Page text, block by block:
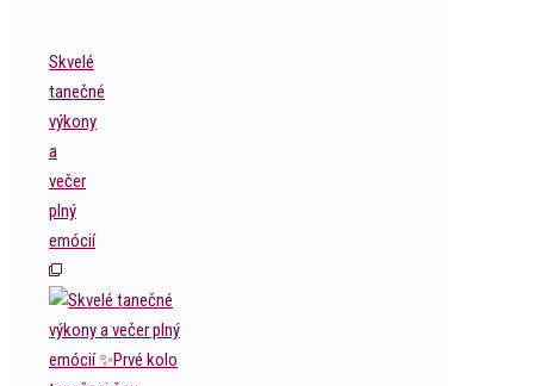
Skvelé
tanečné
výkony
a
večer
plný
emócií